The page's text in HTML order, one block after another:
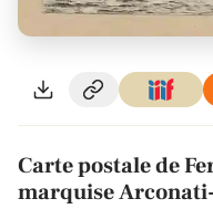
Carte postale de
marquise